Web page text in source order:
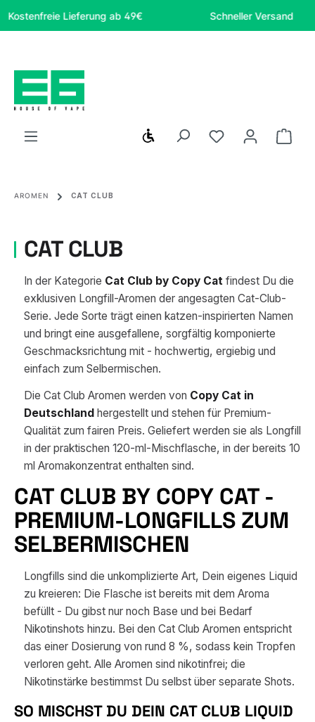
Zum Hauptinhalt springen
Lieferung ab 49€ Schneller Versand
Werkzeugleiste anzeigen
Du hast 0
AROMEN CAT CLUB
CAT CLUB
In der Kategorie Cat Club by Copy Cat findest Du die
exklusiven Longfill-Aromen der angesagten Cat-Club-
Serie. Jede Sorte trägt einen katzen-inspirierten Namen
und bringt eine ausgefallene, sorgfältig komponierte
Geschmacksrichtung mit - hochwertig, ergiebig und
einfach zum Selbermischen.
Die Cat Club Aromen werden von Copy Cat in
Deutschlandhergestellt und stehen für Premium-
Qualität zum fairen Preis. Geliefert werden sie als Longfill
in der praktischen 120-ml-Mischflasche, in der bereits 10
ml Aromakonzentrat enthalten sind.
CAT CLUB BY COPY CAT -
PREMIUM-LONGFILLS ZUM
SELBERMISCHEN
Longfills sind die unkomplizierte Art, Dein eigenes Liquid
zu kreieren: Die Flasche ist bereits mit dem Aroma
befüllt - Du gibst nur noch Base und bei Bedarf
Nikotinshots hinzu. Bei den Cat Club Aromen entspricht
das einer Dosierung von rund 8 %, sodass kein Tropfen
verloren geht. Alle Aromen sind nikotinfrei; die
Nikotinstärke bestimmst Du selbst über separate Shots.
SO MISCHST DU DEIN CAT CLUB LIQUID